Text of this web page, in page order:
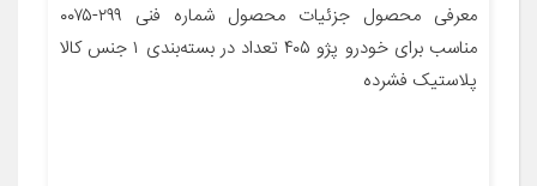
معرفی محصول جزئیات محصول شماره فنی ۲۹۹-۰۰۷۵
مناسب برای خودرو پژو ۴۰۵ تعداد در بسته‌بندی ۱ جنس کالا
پلاستیک فشرده